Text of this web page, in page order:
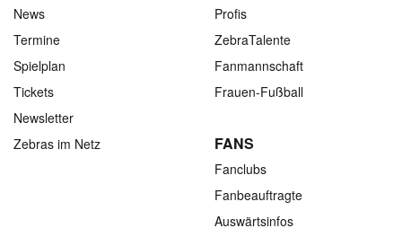
News
Termine
Spielplan
Tickets
Newsletter
Zebras im Netz
Profis
ZebraTalente
Fanmannschaft
Frauen-Fußball
FANS
Fanclubs
Fanbeauftragte
Auswärtsinfos